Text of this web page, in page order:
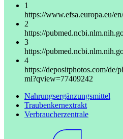
1
https://www.efsa.europa.eu/
2
https://
3
https://
4
https://depositphotos.com/de/
ml?qview=77409242
Nahrungsergänzungsmittel
Traubenkernextrakt
Verbraucherzentrale